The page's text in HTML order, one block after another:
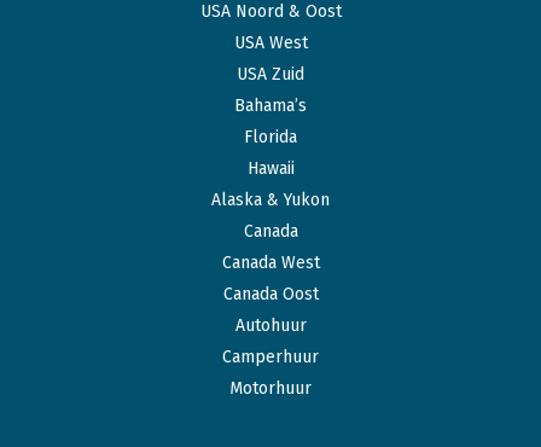
USA Noord & Oost
USA West
USA Zuid
Bahama’s
Florida
Hawaii
Alaska & Yukon
Canada
Canada West
Canada Oost
Autohuur
Camperhuur
Motorhuur